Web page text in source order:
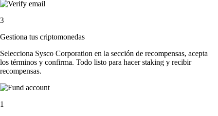
3
Gestiona tus criptomonedas
Selecciona Sysco Corporation en la sección de recompensas, acepta
los términos y confirma. Todo listo para hacer staking y recibir
recompensas.
1